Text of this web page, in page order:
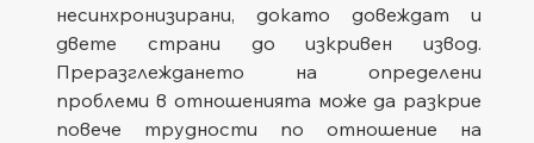
несинхронизирани, докато довеждат и
двете страни до изкривен извод.
Преразглеждането на определени
проблеми в отношенията може да разкрие
повече трудности по отношение на